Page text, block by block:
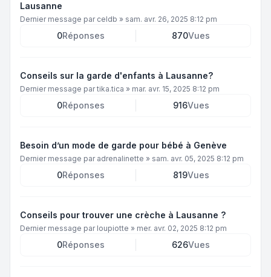
Lausanne
Dernier message par celdb » sam. avr. 26, 2025 8:12 pm
0Réponses 870Vues
Conseils sur la garde d'enfants à Lausanne?
Dernier message partika.tica » mar. avr. 15, 2025 8:12 pm
0Réponses 916Vues
Besoin d’un mode de garde pour bébé à Genève
Dernier message par adrenalinette » sam. avr. 05, 2025 8:12 pm
0Réponses 819Vues
Conseils pour trouver une crèche à Lausanne ?
Dernier message par loupiotte » mer. avr. 02, 2025 8:12 pm
0Réponses 626Vues